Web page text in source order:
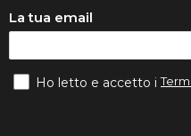
La tua email
Ho letto e accetto i